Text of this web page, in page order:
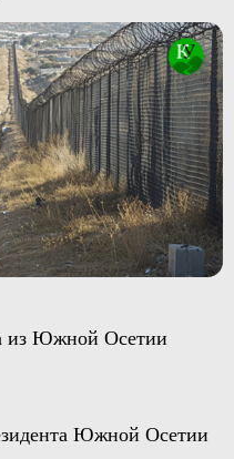
из Южной Осетии
Южной Осетии